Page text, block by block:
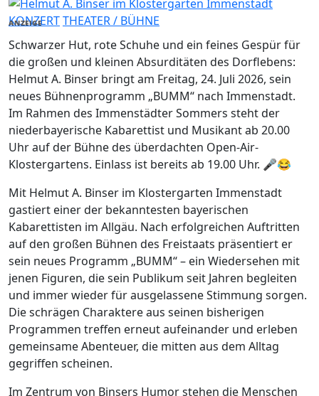
KONZERTTHEATER / BÜHNE
ANZEIGE
Schwarzer Hut, rote Schuhe und ein feines Gespür für
die großen und kleinen Absurditäten des Dorflebens:
Helmut A. Binser bringt am Freitag, 24. Juli 2026, sein
neues Bühnenprogramm „BUMM“ nach Immenstadt.
Im Rahmen des Immenstädter Sommers steht der
niederbayerische Kabarettist und Musikant ab 20.00
Uhr auf der Bühne des überdachten Open-Air-
Klostergartens. Einlass ist bereits ab 19.00 Uhr. 🎤😂
Mit Helmut A. Binser im Klostergarten Immenstadt
gastiert einer der bekanntesten bayerischen
Kabarettisten im Allgäu. Nach erfolgreichen Auftritten
auf den großen Bühnen des Freistaats präsentiert er
sein neues Programm „BUMM“ – ein Wiedersehen mit
jenen Figuren, die sein Publikum seit Jahren begleiten
und immer wieder für ausgelassene Stimmung sorgen.
Die schrägen Charaktere aus seinen bisherigen
Programmen treffen erneut aufeinander und erleben
gemeinsame Abenteuer, die mitten aus dem Alltag
gegriffen scheinen.
Im Zentrum von Binsers Humor stehen die Menschen